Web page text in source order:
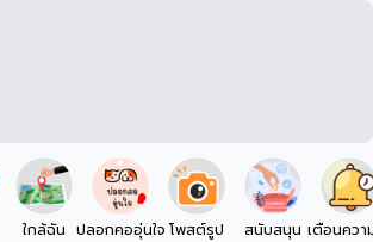
ใกล้ฉัน ปลอกคออุ่นใจ โพสต์รูป สนับสนุน เตือนควา